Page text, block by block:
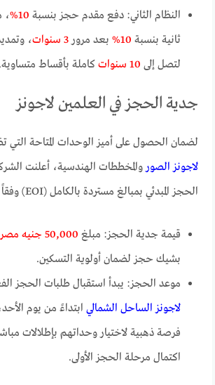
النظام الثاني: دفع مقدم حجز بنسبة 10%
،
ثانية بنسبة 10% بعد مرور3 سنوات
،
لتصل إلى 10 سنوات كاملة بأقساط متساوية.
جدية الحجز في العلمين لاجونز
لضمان الحصول على أميز الوحدات المتاحة التي
لاجونز الصوروالمخططات الهندسية، أعلنت
الحجز المبدئي بمبالغ مستردة بالكامل (EOI) وفقاً للآتي:
قيمة جدية الحجز: مبلغ 50,000 جنيه مصري
بشيك حجز لضمان أولوية التسكين.
موعد الحجز: يبدأ استقبال طلبات الحجز
لاجونز الساحل الشمالي ابتداءً من يوم
فرصة ذهبية لاختيار وحداتهم بإطلالات
اكتمال مرحلة الحجز الأولى.